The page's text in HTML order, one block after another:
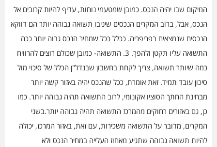
המיקום שבו יהיה הנכס. כמובן שמטעמי נוחות, עדיף להיות קרובים אל
הנכס, אבל, ברוב המקרים הנכסים שיניבו תשואה גבוהה יותר הם דווקא
הנכסים שנמצאים בפריפריה. ככלל ככל שמחיר הנכס גבוה יותר ככה
התשואה עליו תקטן ולהפך. 3. התשואה- כמובן שכולם רוצים להרוויח
כמה שיותר תשואה, צריך לקחת בחשבון שבנדל"ן הכלל של סיכוי מול
סיכון עובד תמיד. זאת אומרת, ככל שהנכס יהיה באזור קשה יותר
מבחינת החתך הסוציו אקונומי, לרוב התשואה תהיה גבוהה יותר. כמו
כן, גם באזורים רחוקים מהמרכז התשואה תהיה גבוהה יותר.בשני
המקרים, מדובר על התשואה משכירות, עם זאת, באזור המרכז, יכולה
להיות תשואה גבוהה שתגיע מאחוז העלייה במחיר הנכס ולא